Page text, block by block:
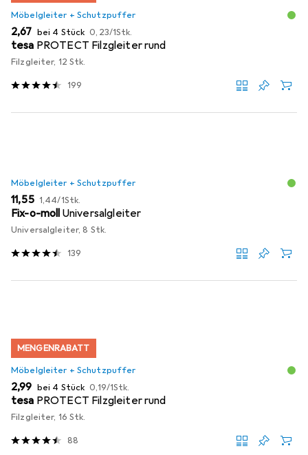
Möbelgleiter + Schutzpuffer
EUR
2,67 bei 4 Stück EUR
0,23/1Stk.
tesa PROTECT Filzgleiter rund
Filzgleiter, 12 Stk.
199
Möbelgleiter + Schutzpuffer
EUR
11,55 EUR
1,44/1Stk.
Fix-o-moll Universalgleiter
Universalgleiter, 8 Stk.
139
MENGENRABATT
Möbelgleiter + Schutzpuffer
EUR
2,99 bei 4 Stück EUR
0,19/1Stk.
tesa PROTECT Filzgleiter rund
Filzgleiter, 16 Stk.
88